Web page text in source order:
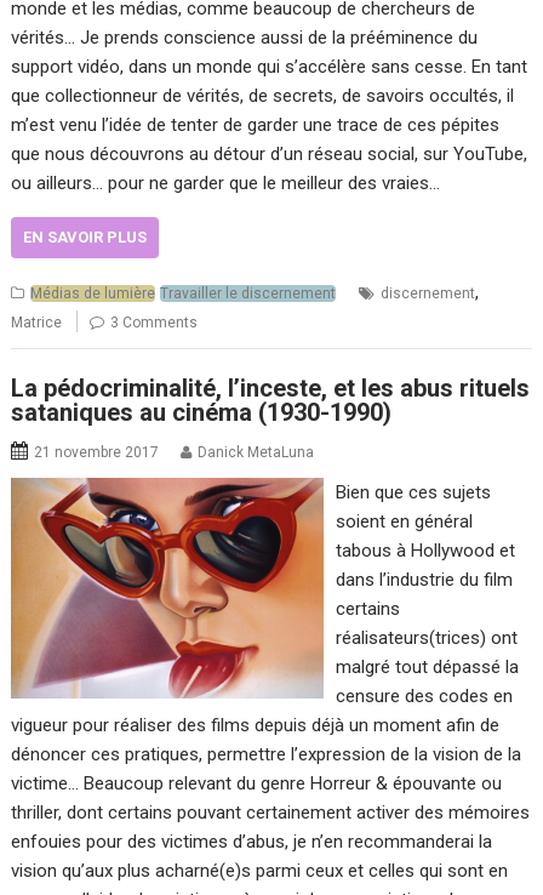
monde et les médias, comme beaucoup de chercheurs de
vérités… Je prends conscience aussi de la prééminence du
support vidéo, dans un monde qui s’accélère sans cesse. En tant
que collectionneur de vérités, de secrets, de savoirs occultés, il
m’est venu l’idée de tenter de garder une trace de ces pépites
que nous découvrons au détour d’un réseau social, sur YouTube,
ou ailleurs… pour ne garder que le meilleur des vraies…
EN SAVOIR PLUS
Médias de lumière Travailler le discernement discernement,
Matrice 3 Comments
La pédocriminalité, l’inceste, et les abus rituels
sataniques au cinéma (1930-1990)
21 novembre 2017 Danick MetaLuna
Bien que ces sujets
soient en général
tabous à Hollywood et
dans l’industrie du film
certains
réalisateurs(trices) ont
malgré tout dépassé la
censure des codes en
vigueur pour réaliser des films depuis déjà un moment afin de
dénoncer ces pratiques, permettre l’expression de la vision de la
victime… Beaucoup relevant du genre Horreur & épouvante ou
thriller, dont certains pouvant certainement activer des mémoires
enfouies pour des victimes d’abus, je n’en recommanderai la
vision qu’aux plus acharné(e)s parmi ceux et celles qui sont en